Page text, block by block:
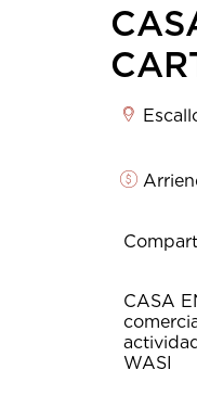
CASA